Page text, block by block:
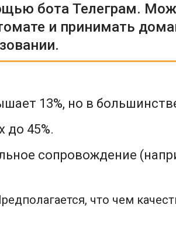
бота Телеграм.
и принимать
13%, но в
до 45%.
сопровождение
что чем